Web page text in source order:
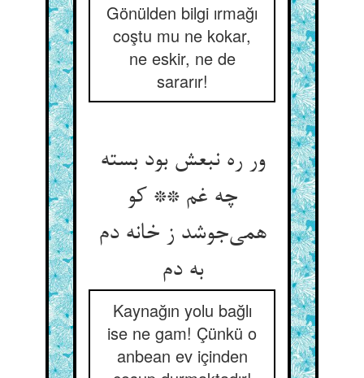
Gönülden bilgi ırmağı
coştu mu ne kokar,
ne eskir, ne de
sararır!
ور ره نبعش بود بسته
چه غم ** کو
همی‌جوشد ز خانه دم
به دم
Kaynağın yolu bağlı
ise ne gam! Çünkü o
anbean ev içinden